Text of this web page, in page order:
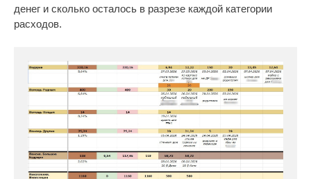
денег и сколько осталось в разрезе каждой категории
расходов.